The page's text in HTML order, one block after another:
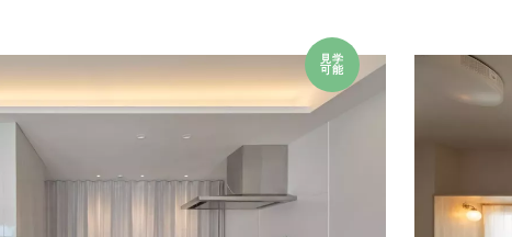
見学
可能